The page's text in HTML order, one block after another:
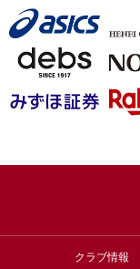
クラブ情報